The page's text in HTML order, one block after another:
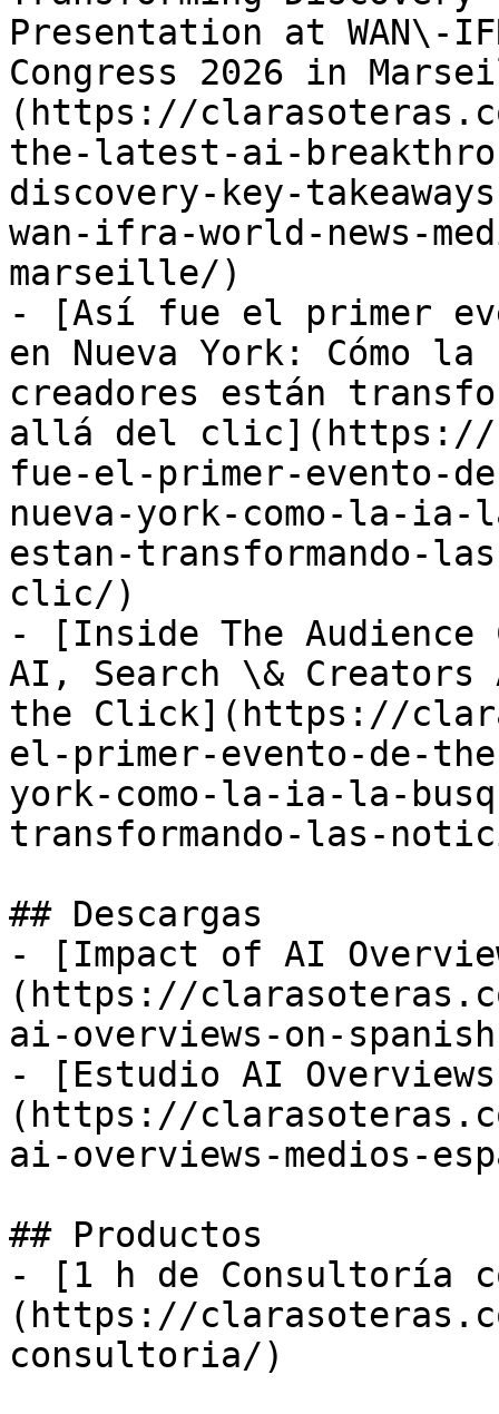
Presentation at WAN\-
Congress 2026 in
(https://
the-latest-ai-
discovery-key-
wan-ifra-world-news-
marseille/)
- [Así fue el primer
en Nueva York: Cómo
creadores están
allá del clic](https://
fue-el-primer-evento-
nueva-york-como-la-ia-
estan-transformando-
clic/)
- [Inside The Audience
AI, Search \& Creators
the Click](https://
el-primer-evento-de-
york-como-la-ia-la-
transformando-las-
## Descargas
- [Impact of AI
(https://
ai-overviews-on-
- [Estudio AI
(https://
ai-overviews-medios-
## Productos
- [1 h de Consultoría
(https://
consultoria/)